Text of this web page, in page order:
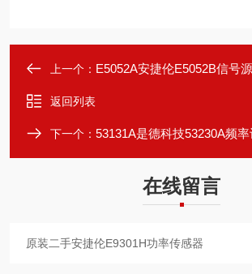
上一个： E5052A安捷伦E5052B信号源
返回列表
下一个： 53131A是德科技53230A频
在线留言